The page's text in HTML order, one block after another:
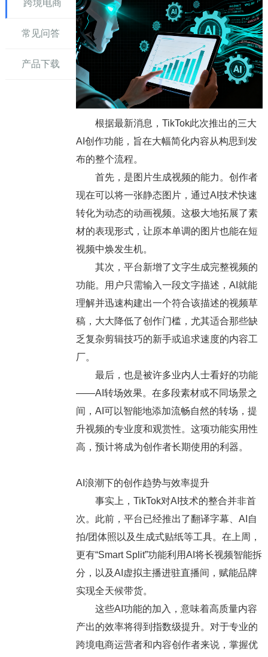
跨境电商
常见问答
产品下载
根据最新消息，TikTok此次推出的三大
AI创作功能，旨在大幅简化内容从构思到发
布的整个流程。
首先，是图片生成视频的能力。创作者
现在可以将一张静态图片，通过AI技术快速
转化为动态的动画视频。这极大地拓展了素
材的表现形式，让原本单调的图片也能在短
视频中焕发生机。
其次，平台新增了文字生成完整视频的
功能。用户只需输入一段文字描述，AI就能
理解并迅速构建出一个符合该描述的视频草
稿，大大降低了创作门槛，尤其适合那些缺
乏复杂剪辑技巧的新手或追求速度的内容工
厂。
最后，也是被许多业内人士看好的功能
——AI转场效果。在多段素材或不同场景之
间，AI可以智能地添加流畅自然的转场，提
升视频的专业度和观赏性。这项功能实用性
高，预计将成为创作者长期使用的利器。
AI浪潮下的创作趋势与效率提升
事实上，TikTok对AI技术的整合并非首
次。此前，平台已经推出了翻译字幕、AI自
拍/团体照以及生成式贴纸等工具。在上周，
更有“Smart Split”功能利用AI将长视频智能拆
分，以及AI虚拟主播进驻直播间，赋能品牌
实现全天候带货。
这些AI功能的加入，意味着高质量内容
产出的效率将得到指数级提升。对于专业的
跨境电商运营者和内容创作者来说，掌握优